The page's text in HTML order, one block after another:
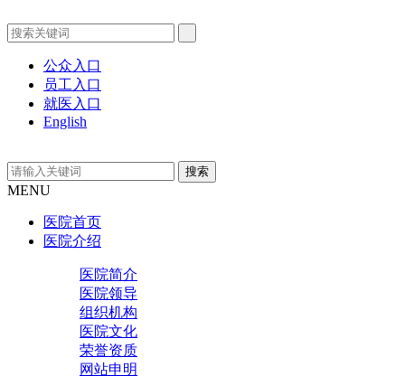
公众入口
员工入口
就医入口
English
MENU
医院首页
医院介绍
医院简介
医院领导
组织机构
医院文化
荣誉资质
网站申明